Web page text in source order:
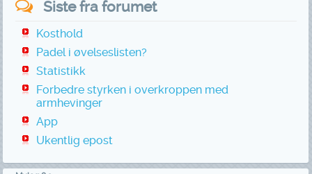
Siste fra forumet
Kosthold
Padel i øvelseslisten?
Statistikk
Forbedre styrken i overkroppen med
armhevinger
App
Ukentlig epost